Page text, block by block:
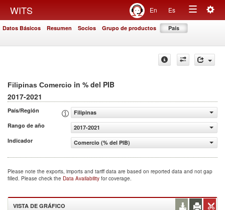
WITS En Es
Toggle
Datos Básicos Resumen Socios Grupo de productos País
Filipinas Comercio in % del PIB
2017-2021
País/Región
Filipinas
Rango de año
2017-2021
Indicador
Comercio (% del PIB)
Please note the exports, imports and tariff data are based on reported data and not gap
filled. Please check the Data Availability for coverage.
VISTA DE GRÁFICO